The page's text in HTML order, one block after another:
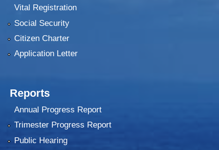
Vital Registration
Social Security
Citizen Charter
Application Letter
Reports
Annual Progress Report
Trimester Progress Report
Public Hearing